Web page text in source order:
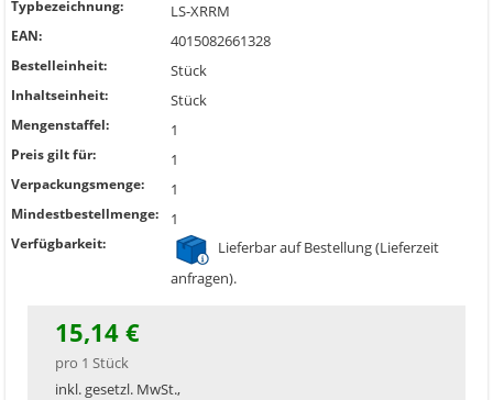
Typbezeichnung: LS-XRRM
EAN: 4015082661328
Bestelleinheit: Stück
Inhaltseinheit: Stück
Mengenstaffel: 1
Preis gilt für: 1
Verpackungsmenge: 1
Mindestbestellmenge: 1
Verfügbarkeit:
Lieferbar auf Bestellung (Lieferzeit
anfragen).
15,14 €
pro 1 Stück
inkl. gesetzl. MwSt.,